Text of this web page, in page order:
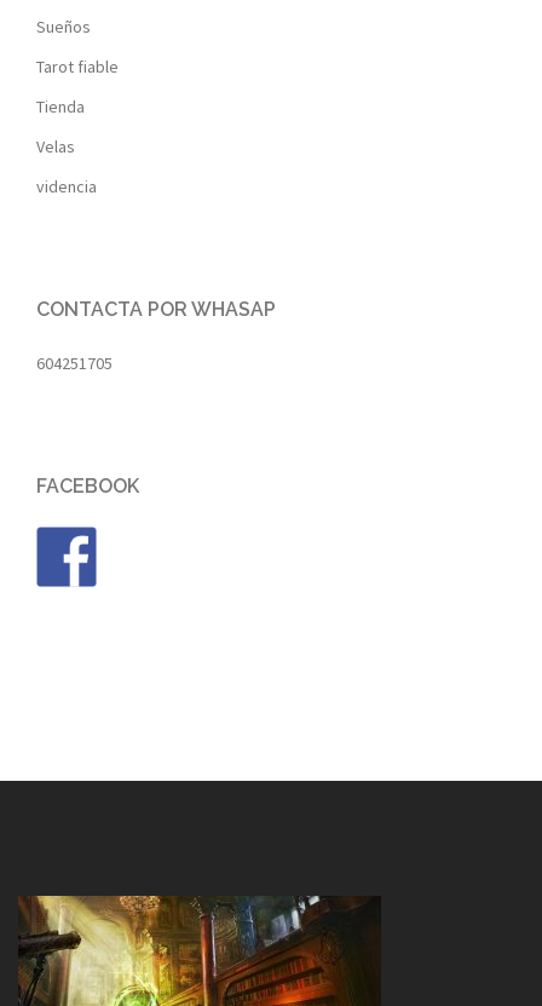
Sueños
Tarot fiable
Tienda
Velas
videncia
CONTACTA POR WHASAP
604251705
FACEBOOK